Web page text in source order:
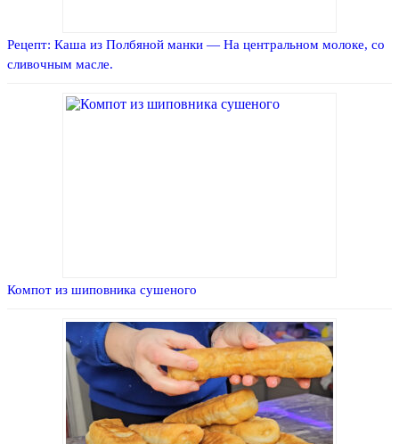
Рецепт: Каша из Полбяной манки — На центральном молоке, со
сливочным масле.
Компот из шиповника сушеного